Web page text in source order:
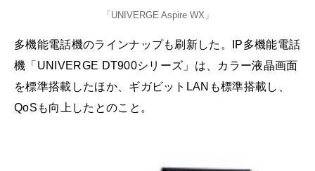
「UNIVERGE Aspire WX」
多機能電話機のラインナップも刷新した。IP多機能電話
機「UNIVERGE DT900シリーズ」は、カラー液晶画面
を標準搭載したほか、ギガビットLANも標準搭載し、
QoSも向上したとのこと。